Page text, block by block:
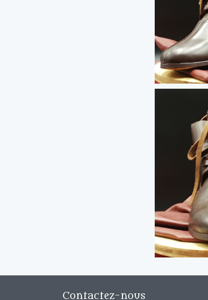
Contactez-nous